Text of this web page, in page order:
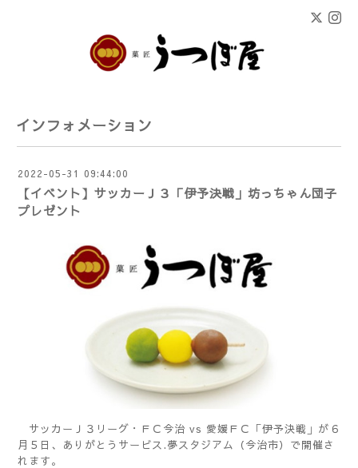
インフォメーション
2022-05-31 09:44:00
【イベント】サッカーＪ３「伊予決戦」坊っちゃん団子
プレゼント
サッカーＪ３リーグ・ＦＣ今治 vs 愛媛ＦＣ「伊予決戦」が６
月５日、ありがとうサービス.夢スタジアム（今治市）で開催さ
れます。